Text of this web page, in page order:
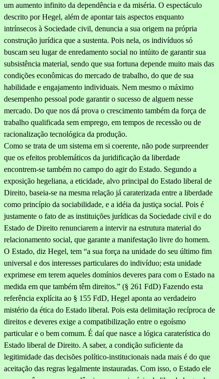
um aumento infinito da dependência e da miséria. O espectáculo
descrito por Hegel, além de apontar tais aspectos enquanto
intrínsecos à Sociedade civil, denuncia a sua ori­gem na própria
construção jurídica que a sustenta. Pois nela, os in­divíduos só
buscam seu lugar de enredamento social no intúito de ga­rantir sua
subsistência material, sendo que sua fortuna depende mui­to mais das
condições econômicas do mercado de trabalho, do que de sua
habilidade e engajamento individuais. Nem mesmo o máximo
desem­penho pessoal pode garantir o sucesso de alguem nesse
mercado. Do que nos dá prova o crescimento também da força de
trabalho qualifi­cada sem emprego, em tempos de recessão ou de
racionalização tecno­lógica da produção.
Como se trata de um sistema em si coerente, não pode surpreender
que os efeitos problemáticos da juridificação da liberdade
encontrem-se também no campo do agir do Estado. Segundo a
exposição hegeliana, a eticidade, alvo principal do Estado liberal de
Direito, baseia-se na mesma relação já caraterizada entre a liberdade
como princípio da sociabilidade, e a idéia da justiça social. Pois é
justamente o fato de as instituições jurídicas da Sociedade civil e do
Estado de Direi­to renunciarem a intervir na estrutura material do
relacionamento social, que garante a manifestação livre do homem.
O Estado, diz Hegel, tem “a sua força na unidade do seu último fim
universal e dos interesses particulares do indivíduo; esta unidade
exprimese em te­rem aqueles domínios deveres para com o Estado na
medida em que também têm direitos.” (§ 261 FdD) Fazendo esta
referência explícita ao § 155 FdD, Hegel aponta ao verdadeiro
mistério da ética do Estado liberal. Pois esta delimitação recíproca de
direitos e deveres exige a compatibilização entre o egoísmo
particular e o bem comum. É daí que nasce a lógica caraterística do
Estado liberal de Direito. A sa­ber, a condição suficiente da
legitimidade das decisões político-institucionais nada mais é do que
aceitação das regras legalmente in­stauradas. Com isso, o Estado ele